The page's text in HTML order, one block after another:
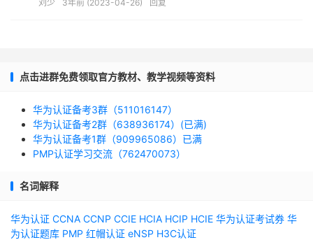
刘少 3年前 (2023-04-26) 回复
点击进群免费领取官方教材、教学视频等资料
华为认证备考3群（511016147）
华为认证备考2群（638936174）(已满)
华为认证备考1群（909965086）已满
PMP认证学习交流（762470073）
名词解释
华为认证 CCNA CCNP CCIE HCIA HCIP HCIE 华为认证考试券 华
为认证题库 PMP 红帽认证 eNSP H3C认证